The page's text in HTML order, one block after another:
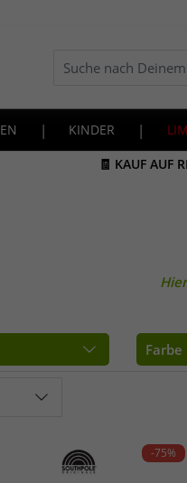
| KINDER |
🧾 KAUF AUF
Farbe
-75%